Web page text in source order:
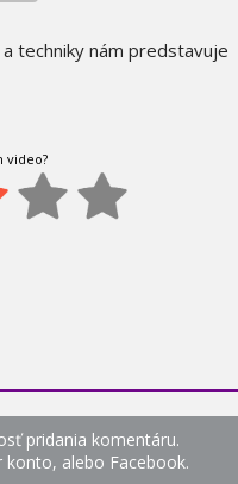
Míľniky vedy a techniky -
špekulácie
Moderné zázraky -
the Seas
Megastavby - Most Milau
techniky nám predstavuje
video?
pridania komentáru.
konto, alebo Facebook.